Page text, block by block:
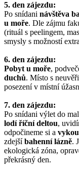
5. den zájezdu:
Po snídani návštěva
u moře. Dle zájmu
(rituál s peelingem,
smysly s možností
6. den zájezdu:
Pobyt u moře,
duchů. Místo s
posezení v místní
7. den zájezdu:
Po snídani výlet do
lodí říční deltou,
odpočineme si a
zdejšíbahenní lázně.
ekologická zóna,
překrásný den.